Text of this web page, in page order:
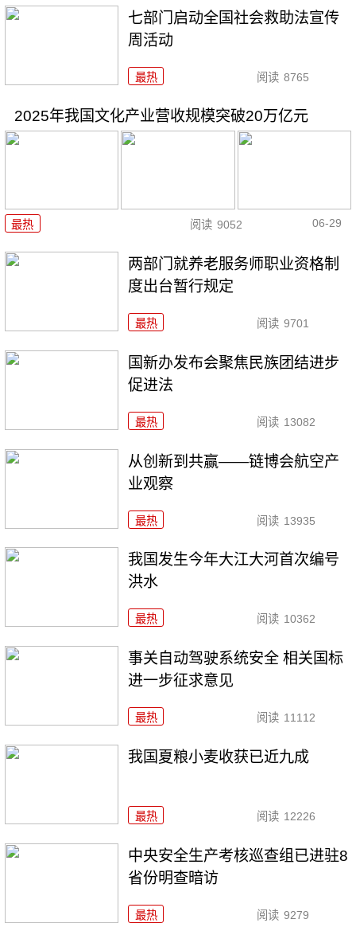
七部门启动全国社会救助法宣传
周活动
最热 阅读 8765
2025年我国文化产业营收规模突破20万亿元
最热 阅读 9052 06-29
两部门就养老服务师职业资格制
度出台暂行规定
最热 阅读 9701
国新办发布会聚焦民族团结进步
促进法
最热 阅读 13082
从创新到共赢——链博会航空产
业观察
最热 阅读 13935
我国发生今年大江大河首次编号
洪水
最热 阅读 10362
事关自动驾驶系统安全 相关国标
进一步征求意见
最热 阅读 11112
我国夏粮小麦收获已近九成
最热 阅读 12226
中央安全生产考核巡查组已进驻8
省份明查暗访
最热 阅读 9279